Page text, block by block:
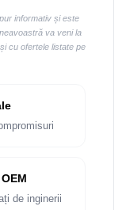
informativ și este
va veni la
cu ofertele listate pe
de inginerii